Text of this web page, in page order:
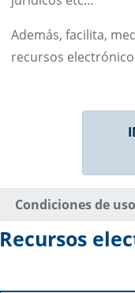
Además, facilita,
recursos
Condiciones de uso
Recursos